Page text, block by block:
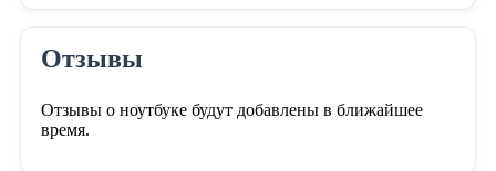
Отзывы
Отзывы о ноутбуке будут добавлены в ближайшее
время.